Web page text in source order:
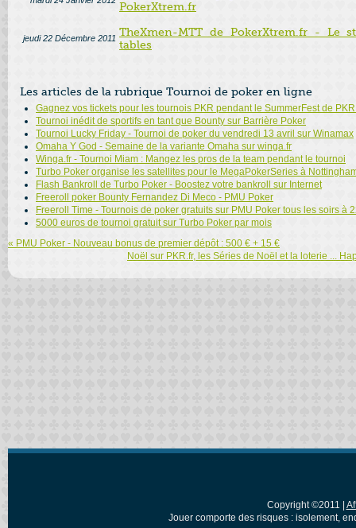
PokerXtrem.fr
jeudi 22 Décembre 2011 TheXmen-MTT de PokerXtrem.fr - Le
tables
Les articles de la rubrique Tournoi de poker en ligne
Gagnez vos tickets pour les tournois PKR pendant le SummerFest de
Tournoi inédit de sportifs en tant que Bounty sur Barrière Poker
Tournoi Lucky Friday - Tournoi de poker du vendredi 13 avril sur Winamax
Omaha Y God - Semaine de la variante Omaha sur winga.fr
Winga.fr - Tournoi Miam : Mangez les pros de la team pendant le tournoi
Turbo Poker organise les satellites pour le MegaPokerSeries à
Flash Bankroll de Turbo Poker - Boostez votre bankroll sur Internet
Freeroll poker Bounty Fernandez Di Meco - PMU Poker
Freeroll Time - Tournois de poker gratuits sur PMU Poker tous les soirs à
5000 euros de tournoi gratuit sur Turbo Poker par mois
« PMU Poker - Nouveau bonus de premier dépôt : 500 € + 15 €
Noël sur PKR.fr, les Séries de Noël et la loterie ...
Copyright ©2011 |
Jouer comporte des risques : isolement,